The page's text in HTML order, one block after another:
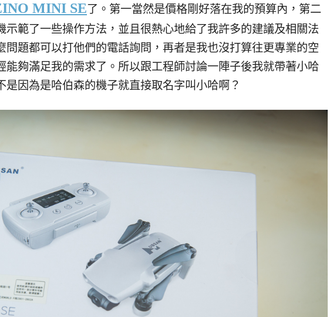
MINI SE了。第一當然是價格剛好落在我的預算內，第二
示範了一些操作方法，並且很熱心地給了我許多的建議及相關法
問題都可以打他們的電話詢問，再者是我也沒打算往更專業的空
能夠滿足我的需求了。所以跟工程師討論一陣子後我就帶著小哈
是因為是哈伯森的機子就直接取名字叫小哈啊？